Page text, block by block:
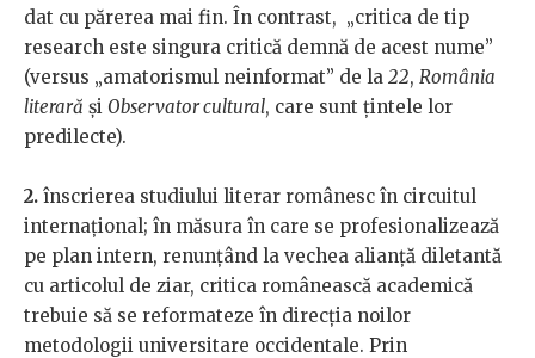
dat cu părerea mai fin. În contrast, „critica de tip
research este singura critică demnă de acest nume”
(versus „amatorismul neinformat” de la 22, România
literară și Observator cultural, care sunt țintele lor
predilecte).
2. înscrierea studiului literar românesc în circuitul
internațional; în măsura în care se profesionalizează
pe plan intern, renunțând la vechea alianță diletantă
cu articolul de ziar, critica românească academică
trebuie să se reformateze în direcția noilor
metodologii universitare occidentale. Prin